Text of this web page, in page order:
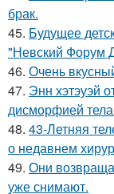
брак.
45. Будущее
"Невский Форум
46. Очень
47. Энн хэтэуэй
дисморфией
48. 43-Летняя
о недавнем
49. Они
уже снимают.